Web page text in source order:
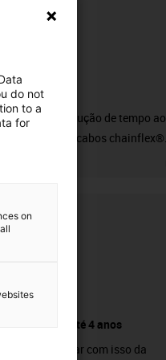
CFRIP®
50% de redução de tempo ao
descarnar cabos chainflex®.
Garantia até 4 anos
Pode contar com isso da
do not
to a
for
on